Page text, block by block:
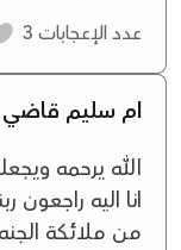
عدد الإعجابات
ام سليم قاضي
الله يرحمه
انا اليه
من ملائكة الجنه